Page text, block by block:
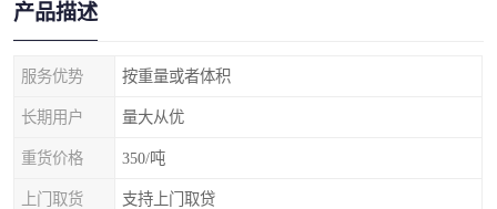
产品描述
服务优势 按重量或者体积
长期用户 量大从优
重货价格 350/吨
上门取货 支持上门取贷